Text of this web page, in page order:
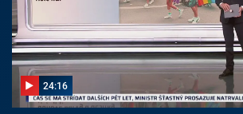
24:16